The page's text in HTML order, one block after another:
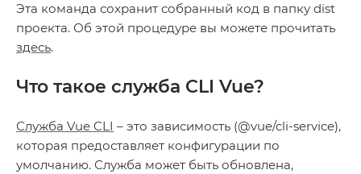
Эта команда сохранит собранный код в папку dist
проекта. Об этой процедуре вы можете прочитать
здесь.
Что такое служба CLI Vue?
Служба Vue CLI – это зависимость (@vue/cli-service),
которая предоставляет конфигурации по
умолчанию. Служба может быть обновлена,